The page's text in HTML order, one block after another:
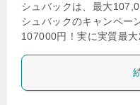
シュバックは、最大
シュバックのキャンペー
107000円！実に実質最